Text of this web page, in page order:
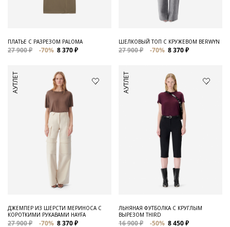
ПЛАТЬЕ С РАЗРЕЗОМ PALOMA
27 900 ₽ -70% 8 370 ₽
ШЕЛКОВЫЙ ТОП С КРУЖЕВОМ BERWYN
27 900 ₽ -70% 8 370 ₽
АУТЛЕТ
ДЖЕМПЕР ИЗ ШЕРСТИ МЕРИНОСА С
КОРОТКИМИ РУКАВАМИ HAYFA
27 900 ₽ -70% 8 370 ₽
АУТЛЕТ
ЛЬНЯНАЯ ФУТБОЛКА С КРУГЛЫМ
ВЫРЕЗОМ THIRD
16 900 ₽ -50% 8 450 ₽